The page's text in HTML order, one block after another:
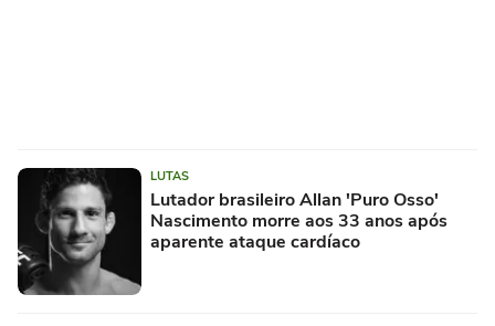
LUTAS
Lutador brasileiro Allan 'Puro Osso'
Nascimento morre aos 33 anos após
aparente ataque cardíaco